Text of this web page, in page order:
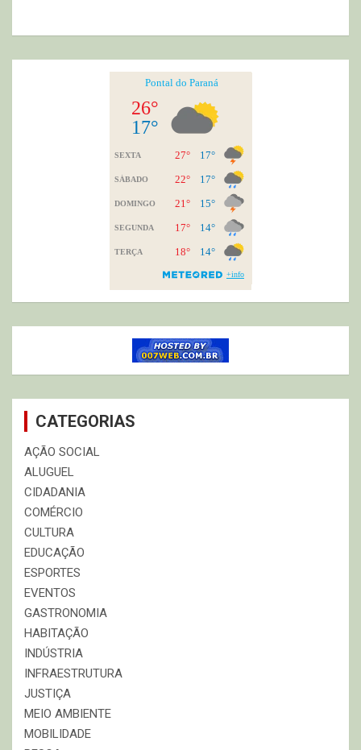
CATEGORIAS
AÇÃO SOCIAL
ALUGUEL
CIDADANIA
COMÉRCIO
CULTURA
EDUCAÇÃO
ESPORTES
EVENTOS
GASTRONOMIA
HABITAÇÃO
INDÚSTRIA
INFRAESTRUTURA
JUSTIÇA
MEIO AMBIENTE
MOBILIDADE